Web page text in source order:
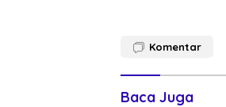
Komentar
Baca Juga